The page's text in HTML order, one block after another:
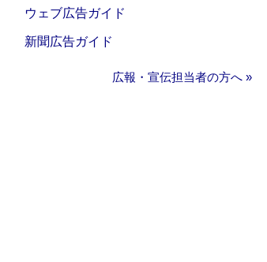
ウェブ広告ガイド
新聞広告ガイド
広報・宣伝担当者の方へ »